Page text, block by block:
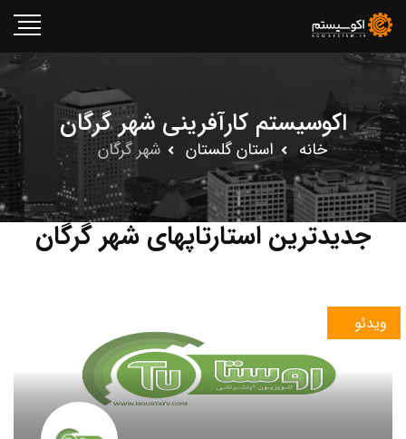
اکوسیستم کارآفرینی شهر گرگان
خانه استان گلستان شهر گرگان
جدیدترین استارتاپهای شهر گرگان
ویدئو